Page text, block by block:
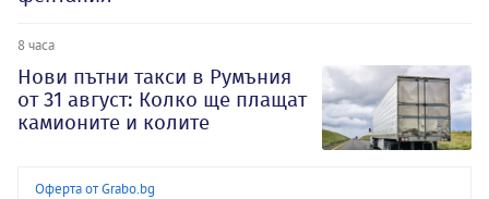
8 часа
Нови пътни такси в Румъния
от 31 август: Колко ще плащат
камионите и колите
Оферта от Grabo.bg